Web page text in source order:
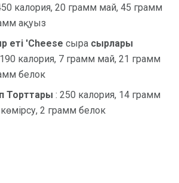
калория, 20 грамм май, 45 грамм
ақуыз
еті 'Cheese сыра сырлары
калория, 7 грамм май, 21 грамм
белок
Торттары : 250 калория, 14 грамм
2 грамм белок